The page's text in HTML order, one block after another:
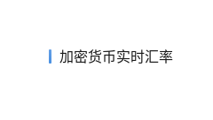
加密货币实时汇率